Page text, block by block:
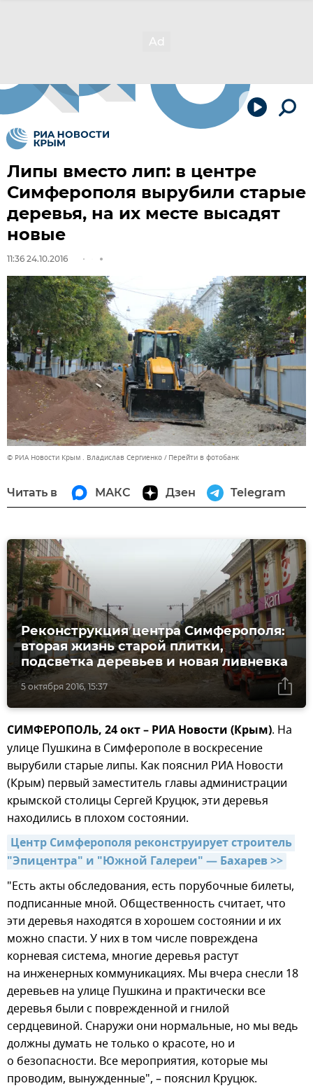
Липы вместо лип: в центре
Симферополя вырубили старые
деревья, на их месте высадят
новые
11:36 24.10.2016
© РИА Новости Крым . Владислав Сергиенко Перейти в фотобанк
Читать в МАКС Дзен Telegram
5 октября 2016, 15:37
Реконструкция центра Симферополя:
вторая жизнь старой плитки,
подсветка деревьев и новая ливневка
СИМФЕРОПОЛЬ, 24 окт – РИА Новости (Крым). На
улице Пушкина в Симферополе в воскресение
вырубили старые липы. Как пояснил РИА Новости
(Крым) первый заместитель главы администрации
крымской столицы Сергей Круцюк, эти деревья
находились в плохом состоянии.
Центр Симферополя реконструирует строитель
"Эпицентра" и "Южной Галереи" — Бахарев >>
"Есть акты обследования, есть порубочные билеты,
подписанные мной. Общественность считает, что
эти деревья находятся в хорошем состоянии и их
можно спасти. У них в том числе повреждена
корневая система, многие деревья растут
на инженерных коммуникациях. Мы вчера снесли 18
деревьев на улице Пушкина и практически все
деревья были с поврежденной и гнилой
сердцевиной. Снаружи они нормальные, но мы ведь
должны думать не только о красоте, но и
о безопасности. Все мероприятия, которые мы
проводим, вынужденные", – пояснил Круцюк.